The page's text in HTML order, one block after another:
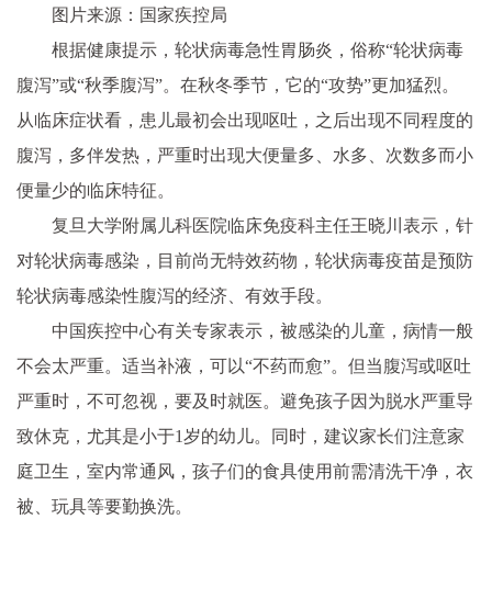
图片来源：国家疾控局
根据健康提示，轮状病毒急性胃肠炎，俗称“轮状病毒
腹泻”或“秋季腹泻”。在秋冬季节，它的“攻势”更加猛烈。
从临床症状看，患儿最初会出现呕吐，之后出现不同程度的
腹泻，多伴发热，严重时出现大便量多、水多、次数多而小
便量少的临床特征。
复旦大学附属儿科医院临床免疫科主任王晓川表示，针
对轮状病毒感染，目前尚无特效药物，轮状病毒疫苗是预防
轮状病毒感染性腹泻的经济、有效手段。
中国疾控中心有关专家表示，被感染的儿童，病情一般
不会太严重。适当补液，可以“不药而愈”。但当腹泻或呕吐
严重时，不可忽视，要及时就医。避免孩子因为脱水严重导
致休克，尤其是小于1岁的幼儿。同时，建议家长们注意家
庭卫生，室内常通风，孩子们的食具使用前需清洗干净，衣
被、玩具等要勤换洗。